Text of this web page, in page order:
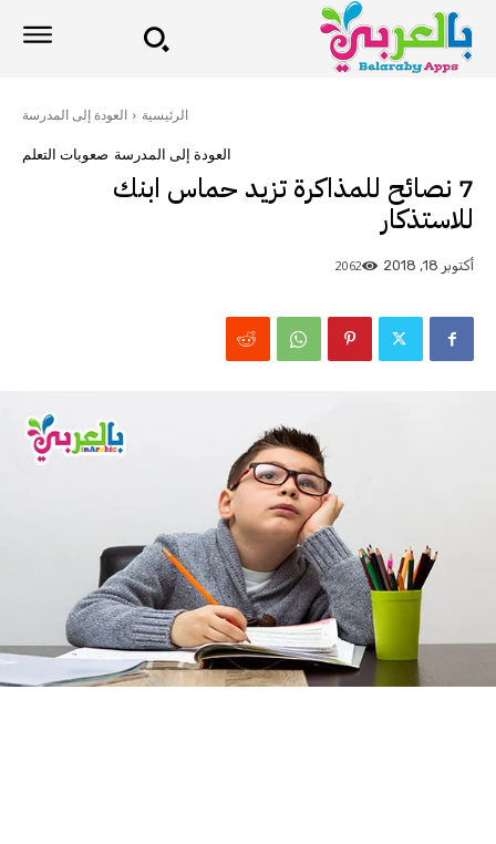
الرئيسية العودة إلى المدرسة
العودة إلى المدرسة صعوبات التعلم
7 نصائح للمذاكرة تزيد حماس ابنك
للاستذكار
أكتوبر 18, 2018 2062